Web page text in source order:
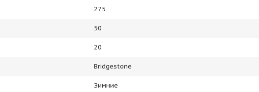
275
50
20
Bridgestone
Зимние